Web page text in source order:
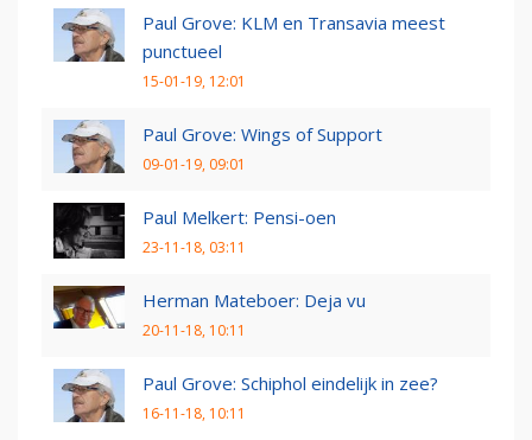
Paul Grove: KLM en Transavia meest
punctueel
15-01-19, 12:01
Paul Grove: Wings of Support
09-01-19, 09:01
Paul Melkert: Pensi-oen
23-11-18, 03:11
Herman Mateboer: Deja vu
20-11-18, 10:11
Paul Grove: Schiphol eindelijk in zee?
16-11-18, 10:11